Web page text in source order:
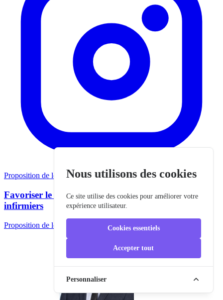
Proposition de loi
Favoriser le cumul emploi-retraite des médecins et
infirmiers
Proposition de loi de Matthias Renault
Nous utilisons des cookies
Ce site utilise des cookies pour améliorer votre
expérience utilisateur.
Cookies essentiels
Accepter tout
Personnaliser